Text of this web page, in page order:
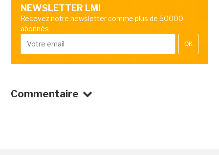
NEWSLETTER LMI
Recevez notre newsletter comme plus de 50000
abonnés
OK
Commentaire